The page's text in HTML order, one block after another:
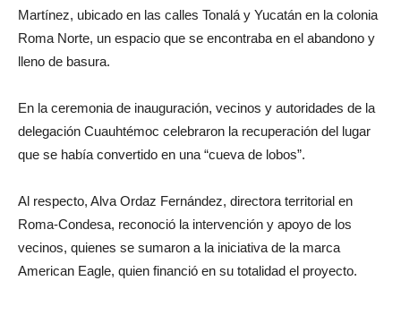
Martínez, ubicado en las calles Tonalá y Yucatán en la colonia
Roma Norte, un espacio que se encontraba en el abandono y
lleno de basura.
En la ceremonia de inauguración, vecinos y autoridades de la
delegación Cuauhtémoc celebraron la recuperación del lugar
que se había convertido en una “cueva de lobos”.
Al respecto, Alva Ordaz Fernández, directora territorial en
Roma-Condesa, reconoció la intervención y apoyo de los
vecinos, quienes se sumaron a la iniciativa de la marca
American Eagle, quien financió en su totalidad el proyecto.